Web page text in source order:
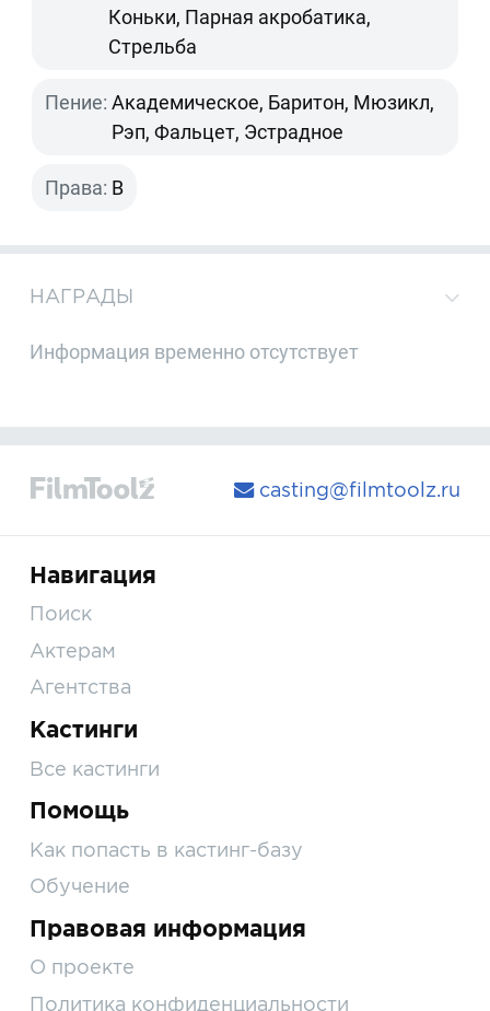
Коньки, Парная акробатика,
Стрельба
Пение: Академическое, Баритон, Мюзикл,
Рэп, Фальцет, Эстрадное
Права: B
НАГРАДЫ
Информация временно отсутствует
casting@filmtoolz.ru
Навигация
Поиск
Актерам
Агентства
Кастинги
Все кастинги
Помощь
Как попасть в кастинг-базу
Обучение
Правовая информация
О проекте
Политика конфиденциальности